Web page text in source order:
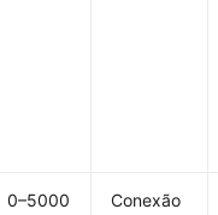
0–5000
Conexão